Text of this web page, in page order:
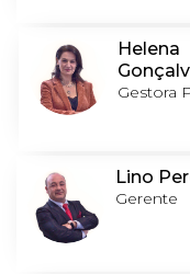
Helena
Gestora
Lino
Gerente